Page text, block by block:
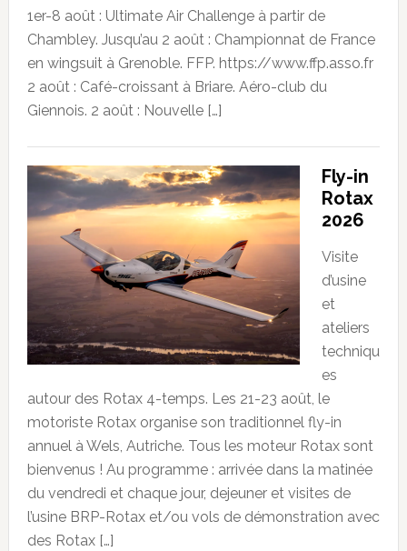
1er-8 août : Ultimate Air Challenge à partir de
Chambley. Jusqu’au 2 août : Championnat de France
en wingsuit à Grenoble. FFP. https://www.ffp.asso.fr
2 août : Café-croissant à Briare. Aéro-club du
Giennois. 2 août : Nouvelle […]
Fly-in
Rotax
2026
Visite
d’usine
et
ateliers
techniqu
es
autour des Rotax 4-temps. Les 21-23 août, le
motoriste Rotax organise son traditionnel fly-in
annuel à Wels, Autriche. Tous les moteur Rotax sont
bienvenus ! Au programme : arrivée dans la matinée
du vendredi et chaque jour, dejeuner et visites de
l’usine BRP-Rotax et/ou vols de démonstration avec
des Rotax […]